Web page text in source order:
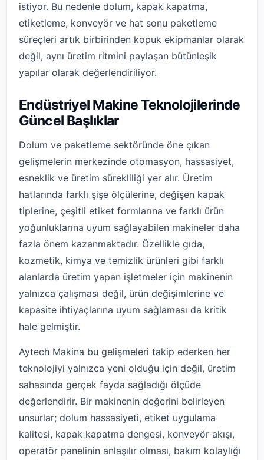
istiyor. Bu nedenle dolum, kapak kapatma,
etiketleme, konveyör ve hat sonu paketleme
süreçleri artık birbirinden kopuk ekipmanlar olarak
değil, aynı üretim ritmini paylaşan bütünleşik
yapılar olarak değerlendiriliyor.
Endüstriyel Makine Teknolojilerinde
Güncel Başlıklar
Dolum ve paketleme sektöründe öne çıkan
gelişmelerin merkezinde otomasyon, hassasiyet,
esneklik ve üretim sürekliliği yer alır. Üretim
hatlarında farklı şişe ölçülerine, değişen kapak
tiplerine, çeşitli etiket formlarına ve farklı ürün
yoğunluklarına uyum sağlayabilen makineler daha
fazla önem kazanmaktadır. Özellikle gıda,
kozmetik, kimya ve temizlik ürünleri gibi farklı
alanlarda üretim yapan işletmeler için makinenin
yalnızca çalışması değil, ürün değişimlerine ve
kapasite ihtiyaçlarına uyum sağlaması da kritik
hale gelmiştir.
Aytech Makina bu gelişmeleri takip ederken her
teknolojiyi yalnızca yeni olduğu için değil, üretim
sahasında gerçek fayda sağladığı ölçüde
değerlendirir. Bir makinenin değerini belirleyen
unsurlar; dolum hassasiyeti, etiket uygulama
kalitesi, kapak kapatma dengesi, konveyör akışı,
operatör panelinin anlaşılır olması, bakım kolaylığı